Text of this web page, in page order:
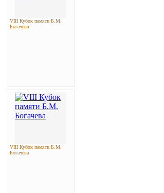
VIII Кубок памяти Б.М.
Богачева
VIII Кубок памяти Б.М.
Богачева